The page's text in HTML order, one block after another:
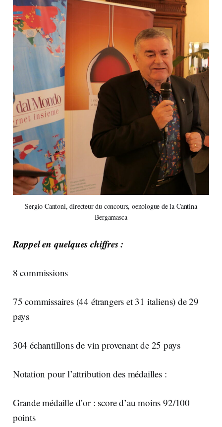
Sergio Cantoni, directeur du concours, oenologue de la Cantina
Bergamasca
Rappel en quelques chiffres :
8 commissions
75 commissaires (44 étrangers et 31 italiens) de 29
pays
304 échantillons de vin provenant de 25 pays
Notation pour l’attribution des médailles :
Grande médaille d’or : score d’au moins 92/100
points